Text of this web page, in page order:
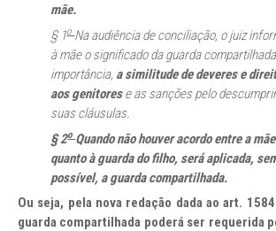
mãe.
§ 1o Na audiência de conciliação, o juiz
à mãe o significado da guarda
importância, a similitude de deveres e
aos genitorese as sanções pelo
suas cláusulas.
§ 2o Quando não houver acordo entre a
quanto à guarda do filho, será aplicada,
possível, a guarda compartilhada.
Ou seja, pela nova redação dada ao art.
guarda compartilhada poderá ser requerida